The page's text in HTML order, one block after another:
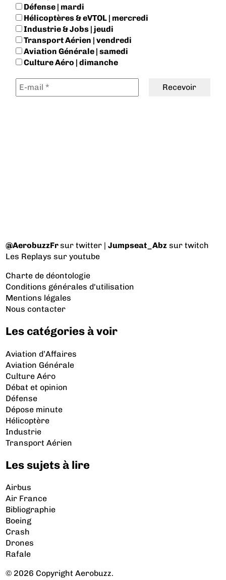
Défense | mardi
Hélicoptères & eVTOL | mercredi
Industrie & Jobs | jeudi
Transport Aérien | vendredi
Aviation Générale | samedi
Culture Aéro | dimanche
@AerobuzzFrsur twitter |Jumpseat_Abz sur twitch
Les Replays sur youtube
Charte de déontologie
Conditions générales d'utilisation
Mentions légales
Nous contacter
Les catégories à voir
Aviation d’Affaires
Aviation Générale
Culture Aéro
Débat et opinion
Défense
Dépose minute
Hélicoptère
Industrie
Transport Aérien
Les sujets à lire
Airbus
Air France
Bibliographie
Boeing
Crash
Drones
Rafale
© 2026 Copyright Aerobuzz.